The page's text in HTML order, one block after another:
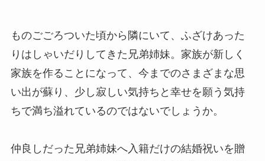
ものごごろついた頃から隣にいて、ふざけあった
りはしゃいだりしてきた兄弟姉妹。家族が新しく
家族を作ることになって、今までのさまざまな思
い出が蘇り、少し寂しい気持ちと幸せを願う気持
ちで満ち溢れているのではないでしょうか。
仲良しだった兄弟姉妹へ入籍だけの結婚祝いを贈